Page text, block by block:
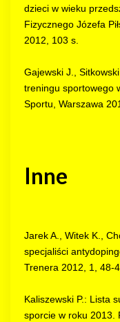
dzieci w wieku
Fizycznego Józefa
2012, 103 s.
Gajewski J.,
treningu sportowego
Sportu, Warszawa
Inne
Jarek A., Witek K.,
specjaliści
Trenera 2012, 1, 48-
Kaliszewski P.: Lista
sporcie w roku 2013.